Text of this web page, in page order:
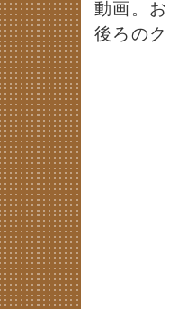
動画。
後ろの